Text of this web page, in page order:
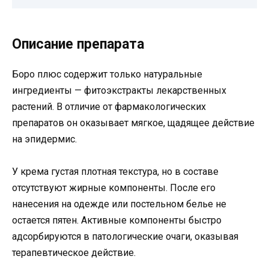
Описание препарата
Боро плюс содержит только натуральные
ингредиенты — фитоэкстракты лекарственных
растений. В отличие от фармакологических
препаратов он оказывает мягкое, щадящее действие
на эпидермис.
У крема густая плотная текстура, но в составе
отсутствуют жирные компоненты. После его
нанесения на одежде или постельном белье не
остается пятен. Активные компоненты быстро
адсорбируются в патологические очаги, оказывая
терапевтическое действие.